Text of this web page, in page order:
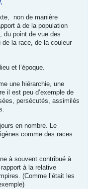
non de manière
à de la population
du point de vue des
la race, de la couleur
et l’époque.
une hiérarchie, une
il est peu d’exemple de
persécutés, assimilés
en nombre. Le
comme des races
à souvent contribué à
à la relative
(Comme l’était les